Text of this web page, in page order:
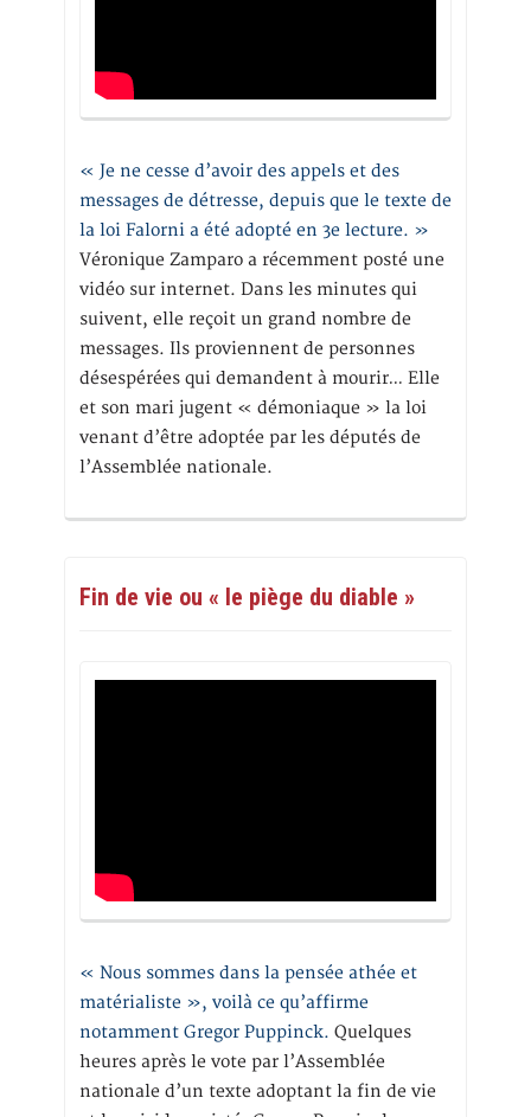
« Je ne cesse d’avoir des appels et des
messages de détresse, depuis que le texte de
la loi Falorni a été adopté en 3e lecture. »
Véronique Zamparo a récemment posté une
vidéo sur internet. Dans les minutes qui
suivent, elle reçoit un grand nombre de
messages. Ils proviennent de personnes
désespérées qui demandent à mourir… Elle
et son mari jugent « démoniaque » la loi
venant d’être adoptée par les députés de
l’Assemblée nationale.
Fin de vie ou « le piège du diable »
« Nous sommes dans la pensée athée et
matérialiste », voilà ce qu’affirme
notamment Gregor Puppinck. Quelques
heures après le vote par l’Assemblée
nationale d’un texte adoptant la fin de vie